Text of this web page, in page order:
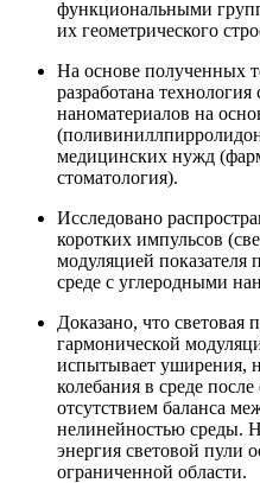
функциональными
их геометрического
На основе полученных
разработана
наноматериалов на
медицинских нужд
стоматология).
Исследовано
коротких импульсов
модуляцией показателя
среде с углеродными
Доказано, что световая
гармонической
испытывает уширения,
колебания в среде
отсутствием баланса
нелинейностью среды.
энергия световой пули
ограниченной области.